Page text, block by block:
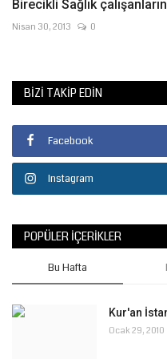
Birecikli Sağlık
Nisan 30, 2013 0
BIZI TAKIP EDIN
Facebook
Instagram
POPÜLER İÇERIKLER
Bu Hafta
Kur'an
Ocak 29, 2010